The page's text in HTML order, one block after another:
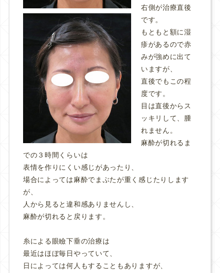
右側が治療直後
です。
もともと額に湿
疹があるので赤
みが強めに出て
いますが、
直後でもこの程
度です。
目は直後からス
ッキリして、腫
れません。
麻酔が切れるま
での３時間くらいは
表情を作りにくい感じがあったり、
場合によっては麻酔でまぶたが重く感じたりします
が、
人から見ると違和感ありませんし、
麻酔が切れると戻ります。
糸による眼瞼下垂の治療は
最近はほぼ毎日やっていて、
日によっては何人もすることもありますが、